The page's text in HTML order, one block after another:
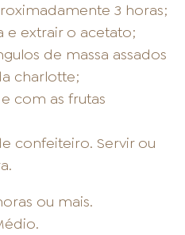
3 horas;
e extrair o acetato;
de massa assados
charlotte;
com as frutas
confeiteiro. Servir ou
ou mais.